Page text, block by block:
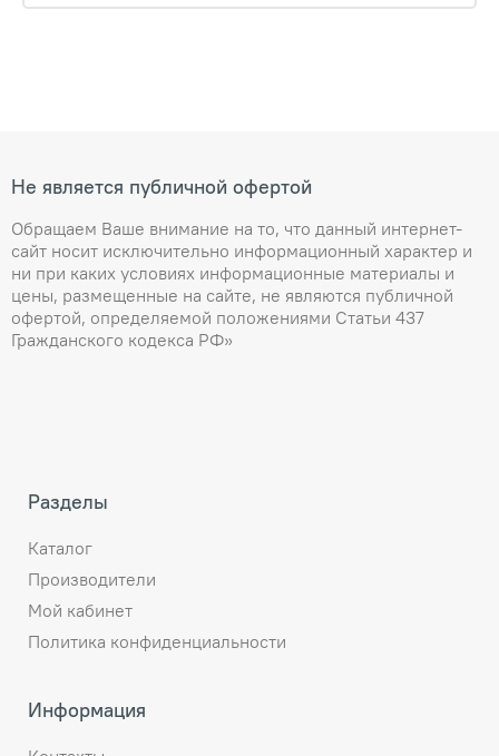
Не является публичной офертой
Обращаем Ваше внимание на то, что данный интернет-
сайт носит исключительно информационный характер и
ни при каких условиях информационные материалы и
цены, размещенные на сайте, не являются публичной
офертой, определяемой положениями Статьи 437
Гражданского кодекса РФ»
Разделы
Каталог
Производители
Мой кабинет
Политика конфиденциальности
Информация